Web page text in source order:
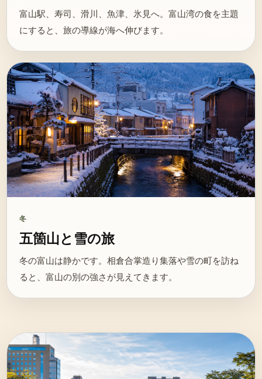
富山駅、寿司、滑川、魚津、氷見へ。富山湾の食を主題
にすると、旅の導線が海へ伸びます。
冬
五箇山と雪の旅
冬の富山は静かです。相倉合掌造り集落や雪の町を訪ね
ると、富山の別の強さが見えてきます。